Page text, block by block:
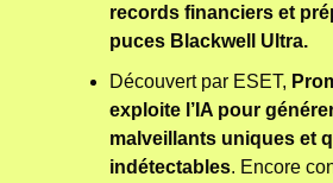
records financiers et
puces Blackwell Ultra.
Découvert par ESET,
exploite l’IA pour
malveillants uniques et
indétectables. Encore